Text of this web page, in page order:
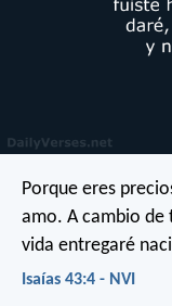
Porque eres
amo. A cambio de
vida entregaré
Isaías 43:4 - NVI